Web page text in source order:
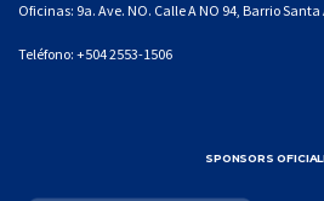
Oficinas: 9a. Ave. NO. Calle A NO 94, Barrio
Teléfono: +504 2553-1506
SPONSORS